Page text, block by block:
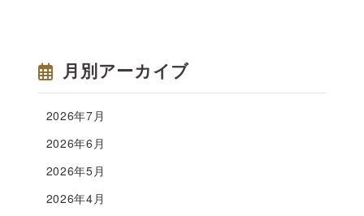
月別アーカイブ
2026年7月
2026年6月
2026年5月
2026年4月